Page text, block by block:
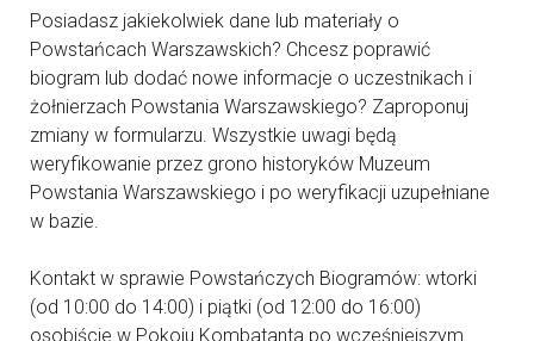
Posiadasz jakiekolwiek dane lub materiały o
Powstańcach Warszawskich? Chcesz poprawić
biogram lub dodać nowe informacje o uczestnikach i
żołnierzach Powstania Warszawskiego? Zaproponuj
zmiany w formularzu. Wszystkie uwagi będą
weryfikowanie przez grono historyków Muzeum
Powstania Warszawskiego i po weryfikacji uzupełniane
w bazie.
Kontakt w sprawie Powstańczych Biogramów: wtorki
(od 10:00 do 14:00) i piątki (od 12:00 do 16:00)
osobiście w Pokoju Kombatanta po wcześniejszym